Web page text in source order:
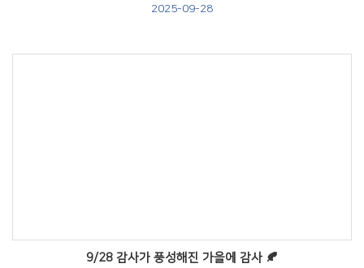
2025-09-28
9/28 감사가 풍성해진 가을에 감사 🍂